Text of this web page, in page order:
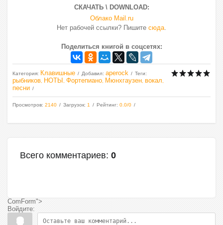
СКАЧАТЬ \ DOWNLOAD:
Облако Mail.ru
Нет рабочей ссылки? Пишите сюда.
Поделиться книгой в соцсетях:
Категория: Клавишные Добавил: aperock Теги:
рыбников НОТЫ Фортепиано Мюнхгаузен вокал
песни
Просмотров: 2140 Загрузок: 1 Рейтинг: 0.0/0
Всего комментариев: 0
ComForm">
Войдите: